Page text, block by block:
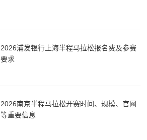
2026浦发银行上海半程马拉松报名费及参赛
要求
2026南京半程马拉松开赛时间、规模、官网
等重要信息